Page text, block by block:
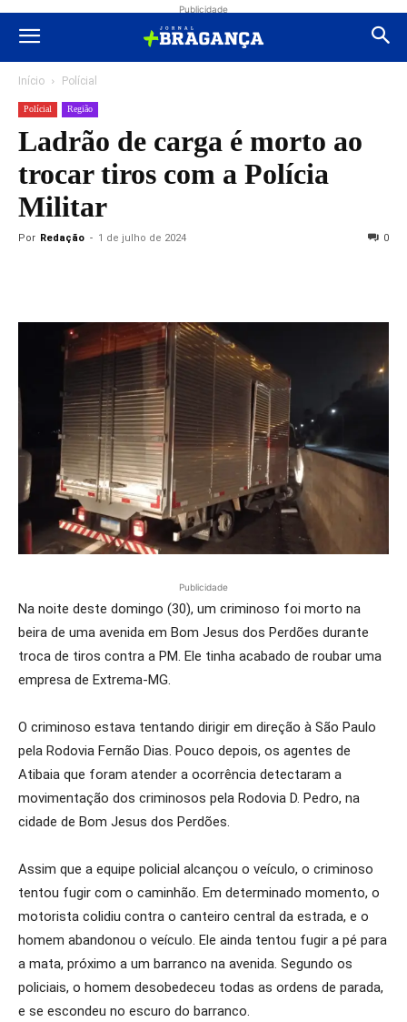
Publicidade
Início Polícial
Polícial Região
Ladrão de carga é morto ao
trocar tiros com a Polícia
Militar
Por Redação - 1 de julho de 2024 0
Publicidade
Na noite deste domingo (30), um criminoso foi morto na
beira de uma avenida em Bom Jesus dos Perdões durante
troca de tiros contra a PM. Ele tinha acabado de roubar uma
empresa de Extrema-MG.
O criminoso estava tentando dirigir em direção à São Paulo
pela Rodovia Fernão Dias. Pouco depois, os agentes de
Atibaia que foram atender a ocorrência detectaram a
movimentação dos criminosos pela Rodovia D. Pedro, na
cidade de Bom Jesus dos Perdões.
Assim que a equipe policial alcançou o veículo, o criminoso
tentou fugir com o caminhão. Em determinado momento, o
motorista colidiu contra o canteiro central da estrada, e o
homem abandonou o veículo. Ele ainda tentou fugir a pé para
a mata, próximo a um barranco na avenida. Segundo os
policiais, o homem desobedeceu todas as ordens de parada,
e se escondeu no escuro do barranco.